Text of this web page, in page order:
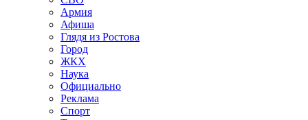
Армия
Афиша
Глядя из Ростова
Город
ЖКХ
Наука
Официально
Реклама
Спорт